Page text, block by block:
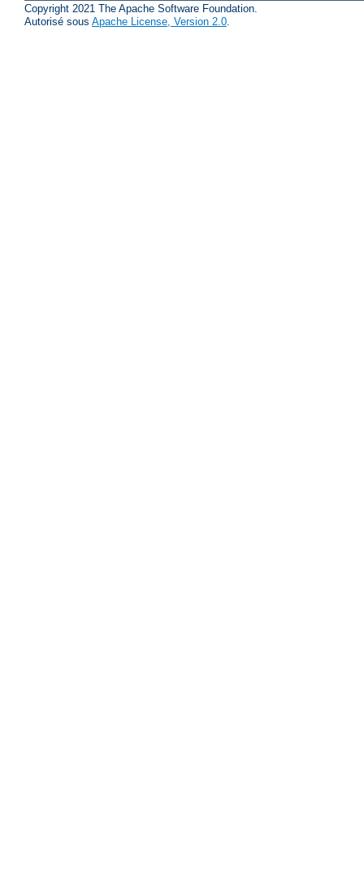
Copyright 2021 The Apache Software Foundation.
Autorisé sous Apache License, Version 2.0.